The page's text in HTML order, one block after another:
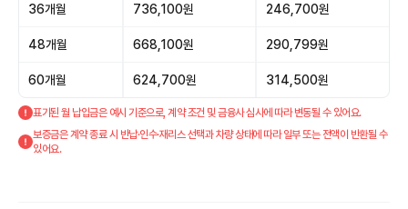
36개월 736,100원 246,700원
48개월 668,100원 290,799원
60개월 624,700원 314,500원
표기된 월 납입금은 예시 기준으로, 계약 조건 및 금융사 심사에 따라 변동될 수 있어요.
보증금은 계약 종료 시 반납·인수·재리스 선택과 차량 상태에 따라 일부 또는 전액이 반환될 수
있어요.